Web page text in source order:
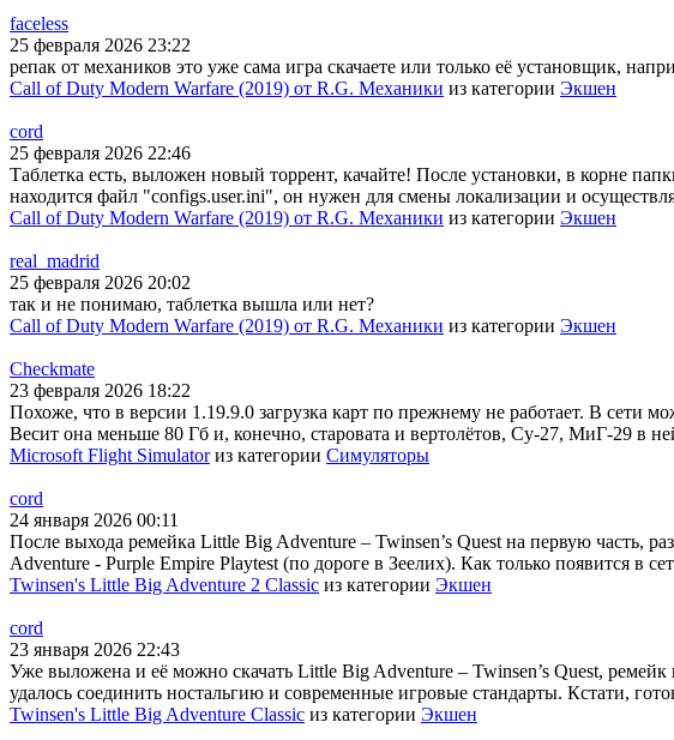
faceless
25 февраля 2026 23:22
репак от механиков это уже сама игра скачаете или только её установщик,
Call of Duty Modern Warfare (2019) от R.G. Механики из категории Экшен
cord
25 февраля 2026 22:46
Таблетка есть, выложен новый торрент, качайте! После установки, в корне
находится файл "configs.user.ini", он нужен для смены локализации и
Call of Duty Modern Warfare (2019) от R.G. Механики из категории Экшен
real_madrid
25 февраля 2026 20:02
так и не понимаю, таблетка вышла или нет?
Call of Duty Modern Warfare (2019) от R.G. Механики из категории Экшен
Checkmate
23 февраля 2026 18:22
Похоже, что в версии 1.19.9.0 загрузка карт по прежнему не работает. В сети
Весит она меньше 80 Гб и, конечно, старовата и вертолётов, Су-27, МиГ-29 в
Microsoft Flight Simulatorиз категории Симуляторы
cord
24 января 2026 00:11
После выхода ремейка Little Big Adventure – Twinsen’s Quest на первую часть,
Adventure - Purple Empire Playtest (по дороге в Зеелих). Как только появится в
Twinsen's Little Big Adventure 2 Classic из категории Экшен
cord
23 января 2026 22:43
Уже выложена и её можно скачать Little Big Adventure – Twinsen’s Quest,
удалось соединить ностальгию и современные игровые стандарты. Кстати,
Twinsen's Little Big Adventure Classic из категории Экшен